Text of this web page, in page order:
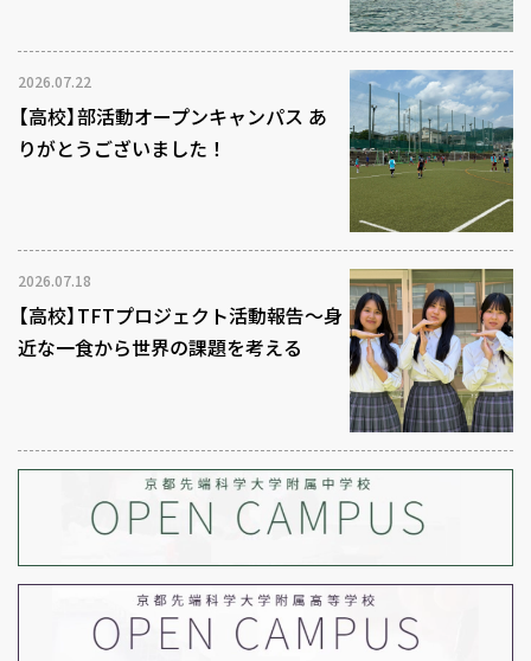
2026.07.22
【高校】部活動オープンキャンパス あ
りがとうございました！
2026.07.18
【高校】TFTプロジェクト活動報告～身
近な一食から世界の課題を考える